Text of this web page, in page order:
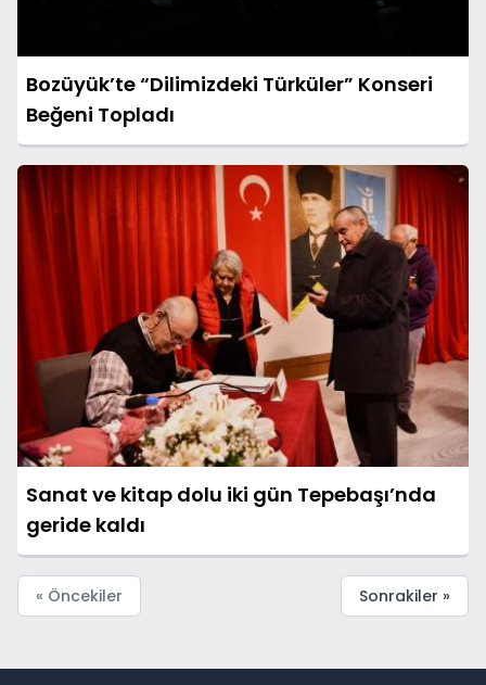
Bozüyük’te “Dilimizdeki Türküler” Konseri
Beğeni Topladı
Sanat ve kitap dolu iki gün Tepebaşı’nda
geride kaldı
« Öncekiler Sonrakiler »